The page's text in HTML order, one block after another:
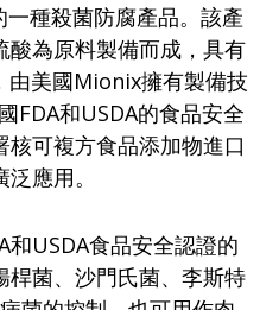
一種殺菌防腐產品。該產
酸為原料製備而成，具有
由美國Mionix擁有製備技
FDA和USDA的食品安全
可複方食品添加物進口
應用。
和USDA食品安全認證的
桿菌、沙門氏菌、李斯特